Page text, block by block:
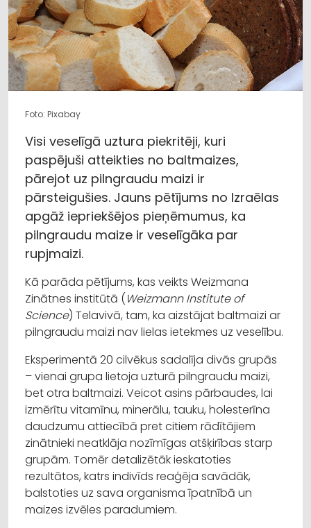
Foto: Pixabay
Visi veselīgā uztura piekritēji, kuri
paspējuši atteikties no baltmaizes,
pārejot uz pilngraudu maizi ir
pārsteigušies. Jauns pētījums no Izraēlas
apgāž iepriekšējos pieņēmumus, ka
pilngraudu maize ir veselīgāka par
rupjmaizi.
Kā parāda pētījums, kas veikts Weizmana
Zinātnes institūtā (Weizmann Institute of
Science) Telavivā, tam, ka aizstājat baltmaizi ar
pilngraudu maizi nav lielas ietekmes uz veselību.
Eksperimentā 20 cilvēkus sadalīja divās grupās
– vienai grupa lietoja uzturā pilngraudu maizi,
bet otra baltmaizi. Veicot asins pārbaudes, lai
izmērītu vitamīnu, minerālu, tauku, holesterīna
daudzumu attiecībā pret citiem rādītājiem
zinātnieki neatklāja nozīmīgas atšķirības starp
grupām. Tomēr detalizētāk ieskatoties
rezultātos, katrs indivīds reaģēja savādāk,
balstoties uz sava organisma īpatnībā un
maizes izvēles paradumiem.